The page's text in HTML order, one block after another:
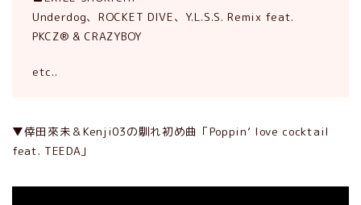
Underdog、ROCKET DIVE、Y.L.S.S. Remix feat.
PKCZ® & CRAZYBOY
etc..
▼倖田來未＆Kenji03の馴れ初め曲「Poppin’ love cocktail
feat. TEEDA」